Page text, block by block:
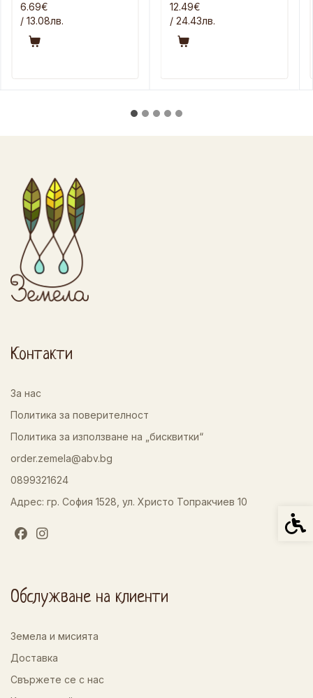
6.69€
/ 13.08лв.
12.49€
/ 24.43лв.
Контакти
За нас
Политика за поверителност
Политика за използване на „бисквитки“
order.zemela@abv.bg
0899321624
Адрес: гр. София 1528, ул. Христо Топракчиев 10
Обслужване на клиенти
Земела и мисията
Доставка
Свържете се с нас